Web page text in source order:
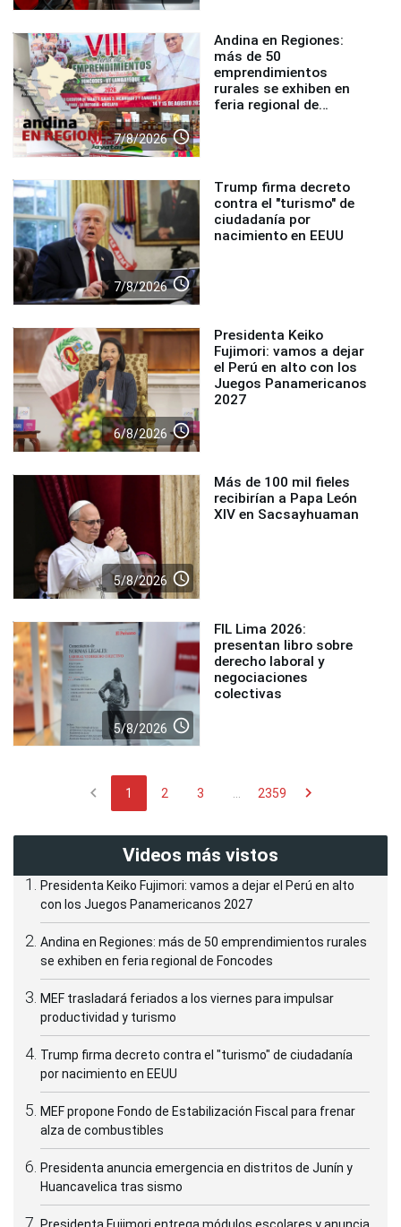
7/8/2026 access_time
Andina en Regiones:
más de 50
emprendimientos
rurales se exhiben en
feria regional de
7/8/2026 access_time
Trump firma decreto
contra el "turismo" de
ciudadanía por
nacimiento en EEUU
6/8/2026 access_time
Presidenta Keiko
Fujimori: vamos a dejar
el Perú en alto con los
Juegos Panamericanos
2027
5/8/2026 access_time
Más de 100 mil fieles
recibirían a Papa León
XIV en Sacsayhuaman
5/8/2026 access_time
FIL Lima 2026:
presentan libro sobre
derecho laboral y
negociaciones
colectivas
chevron_left 1 2 3 ... 2359 chevron_right
Videos más vistos
Presidenta Keiko Fujimori: vamos a dejar el Perú en alto
con los Juegos Panamericanos 2027
Andina en Regiones: más de 50 emprendimientos rurales
se exhiben en feria regional de Foncodes
MEF trasladará feriados a los viernes para impulsar
productividad y turismo
Trump firma decreto contra el "turismo" de ciudadanía
por nacimiento en EEUU
MEF propone Fondo de Estabilización Fiscal para frenar
alza de combustibles
Presidenta anuncia emergencia en distritos de Junín y
Huancavelica tras sismo